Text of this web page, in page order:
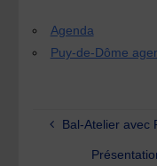
Agenda
Puy-de-Dôme
Bal-Atelier avec